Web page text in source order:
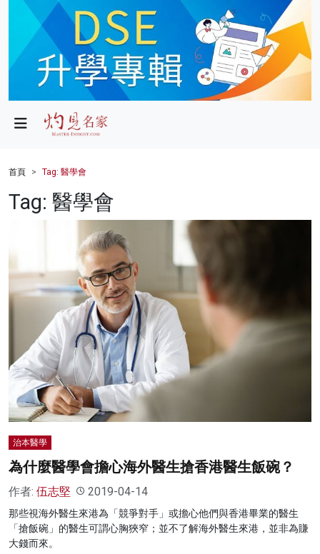
政局
財經
健康
科技
名家榜
灼見活動
關於我們
首頁 Tag: 醫學會
Tag: 醫學會
治本醫學
為什麼醫學會擔心海外醫生搶香港醫生飯碗？
作者: 伍志堅 2019-04-14
那些視海外醫生來港為「競爭對手」或擔心他們與香港畢業的醫生
「搶飯碗」的醫生可謂心胸狹窄；並不了解海外醫生來港，並非為賺
大錢而來。